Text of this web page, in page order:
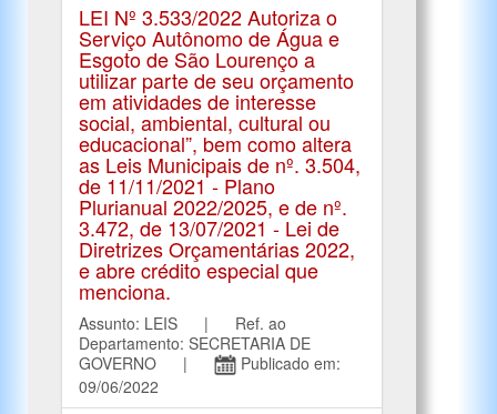
LEI Nº 3.533/2022 Autoriza o
Serviço Autônomo de Água e
Esgoto de São Lourenço a
utilizar parte de seu orçamento
em atividades de interesse
social, ambiental, cultural ou
educacional”, bem como altera
as Leis Municipais de nº. 3.504,
de 11/11/2021 - Plano
Plurianual 2022/2025, e de nº.
3.472, de 13/07/2021 - Lei de
Diretrizes Orçamentárias 2022,
e abre crédito especial que
menciona.
Assunto: LEIS | Ref. ao
Departamento: SECRETARIA DE
GOVERNO |
Publicado em:
09/06/2022